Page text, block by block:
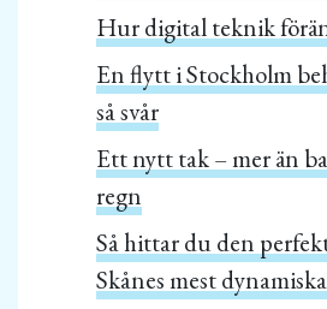
Hur digital teknik
En flytt i Stockholm
så svår
Ett nytt tak – mer än
regn
Så hittar du den
Skånes mest